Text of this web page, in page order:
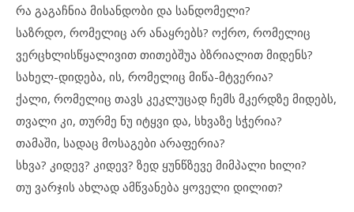
რა გაგაჩნია მისანდობი და სანდომელი?
საზრდო, რომელიც არ ანაყრებს? ოქრო, რომელიც
ვერცხლისწყალივით თითებშუა ბზრიალით მიდენს?
სახელ-დიდება, ის, რომელიც მიწა-მტვერია?
ქალი, რომელიც თავს კეკლუცად ჩემს მკერდზე მიდებს,
თვალი კი, თურმე ნუ იტყვი და, სხვაზე სჭერია?
თამაში, სადაც მოსაგები არაფერია?
სხვა? კიდევ? კიდევ? ზედ ყუნწზევე მიმპალი ხილი?
თუ ვარჯის ახლად ამწვანება ყოველი დილით?